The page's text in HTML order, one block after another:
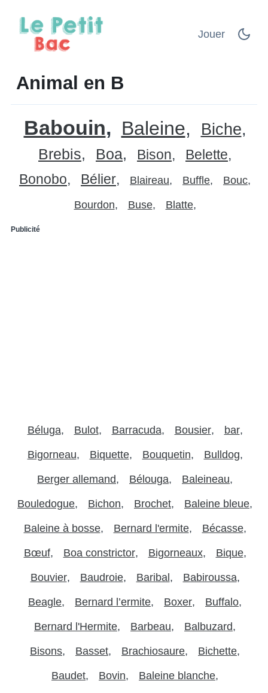
Jouer
Animal en B
Babouin Baleine Biche
Brebis Boa Bison
Belette
Bonobo
Bélier Blaireau Buffle Bouc
Bourdon Buse Blatte
Publicité
Béluga Bulot Barracuda Bousier bar
Bigorneau Biquette Bouquetin Bulldog
Berger allemand Bélouga Baleineau
Bouledogue Bichon Brochet Baleine bleue
Baleine à bosse Bernard l'ermite Bécasse
Bœuf Boa constrictor Bigorneaux Bique
Bouvier Baudroie Baribal Babiroussa
Beagle Bernard l’ermite Boxer Buffalo
Bernard l'Hermite Barbeau Balbuzard
Bisons Basset Brachiosaure Bichette
Baudet Bovin Baleine blanche